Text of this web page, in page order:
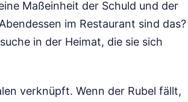
Maßeinheit der Schuld und der
im Restaurant sind das?
in der Heimat, die sie sich
verknüpft. Wenn der Rubel fällt,